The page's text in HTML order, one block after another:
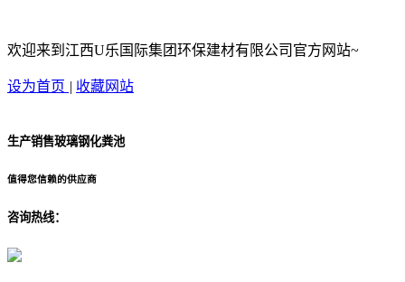
欢迎来到江西U乐国际集团环保建材有限公司官方网站~
设为首页 | 收藏网站
生产销售玻璃钢化粪池
值得您信赖的供应商
咨询热线：